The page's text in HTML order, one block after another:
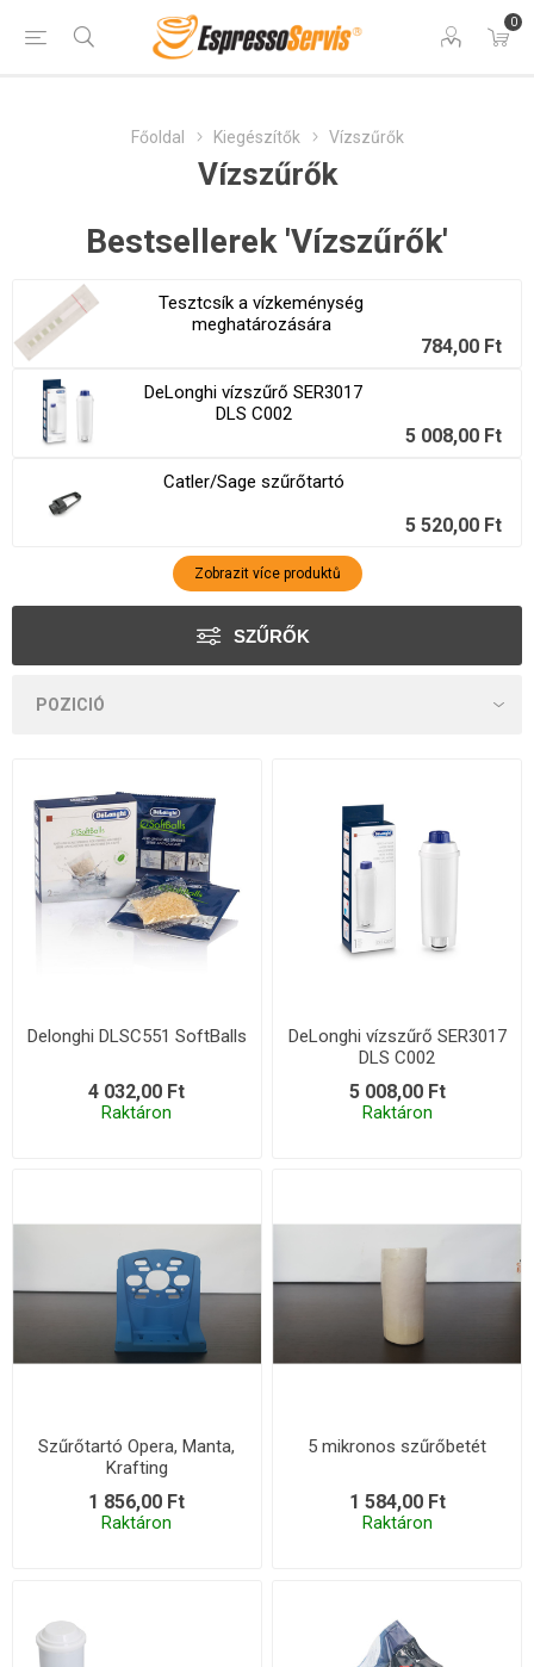
0
Főoldal Kiegészítők Vízszűrők
Vízszűrők
Bestsellerek 'Vízszűrők'
Tesztcsík a vízkeménység
meghatározására
784,00 Ft
DeLonghi vízszűrő SER3017
DLS C002
5 008,00 Ft
Catler/Sage szűrőtartó
5 520,00 Ft
Zobrazit více produktů
SZŰRŐK
Delonghi DLSC551 SoftBalls
4 032,00 Ft
Raktáron
DeLonghi vízszűrő SER3017
DLS C002
5 008,00 Ft
Raktáron
Szűrőtartó Opera, Manta,
Krafting
1 856,00 Ft
Raktáron
5 mikronos szűrőbetét
1 584,00 Ft
Raktáron